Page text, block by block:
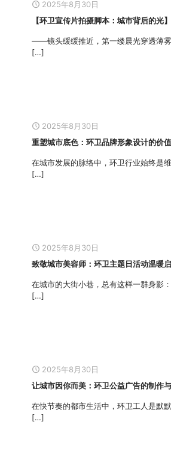
2025年8月30日
【环卫宣传片拍摄脚本：城市背后的光】
——镜头缓缓推近，第一缕晨光穿透薄
[…]
2025年8月30日
重塑城市底色：环卫品牌形象设计的价
在城市发展的脉络中，环卫行业始终是
[…]
2025年8月30日
致敬城市美容师：环卫主题日活动温暖
在城市的大街小巷，总有这样一群身影
[…]
2025年8月30日
让城市因你而美：环卫公益广告的制作
在快节奏的都市生活中，环卫工人是默
[…]